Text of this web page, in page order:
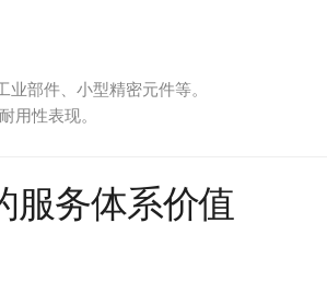
业部件、小型精密元件等。
用性表现。
服务体系价值